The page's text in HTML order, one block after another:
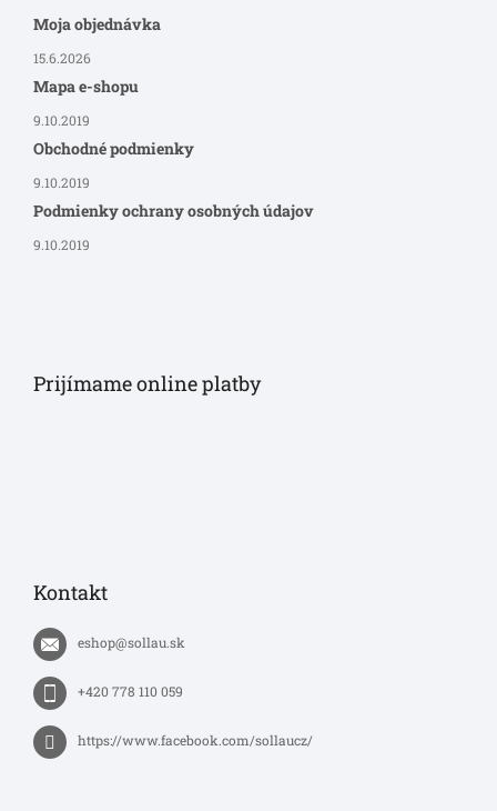
Moja objednávka
15.6.2026
Mapa e-shopu
9.10.2019
Obchodné podmienky
9.10.2019
Podmienky ochrany osobných údajov
9.10.2019
Prijímame online platby
Kontakt
eshop@sollau.sk
+420 778 110 059
https://www.facebook.com/sollaucz/